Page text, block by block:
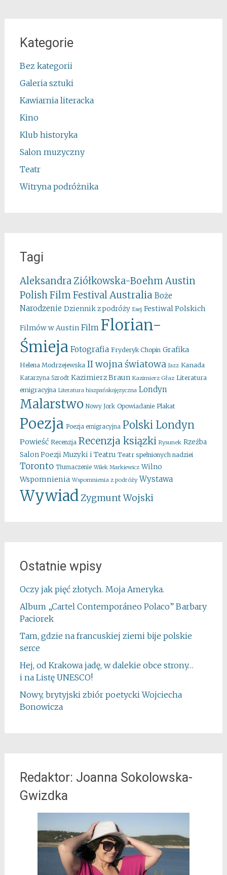
Kategorie
Bez kategorii
Galeria sztuki
Kawiarnia literacka
Kino
Klub historyka
Salon muzyczny
Teatr
Witryna podróżnika
Tagi
Aleksandra Ziółkowska-Boehm Austin
Polish Film FestivalAustralia Boże
Narodzenie Dziennik z podróży Esej Festiwal Polskich
Filmów w Austin Film Florian-
Śmieja Fotografia Fryderyk Chopin Grafika
Helena Modrzejewska II wojna światowa Jazz Kanada
Katarzyna Szrodt Kazimierz Braun Kazimierz Głaz Literatura
emigracyjna Literatura hiszpańskojęzyczna Londyn
Malarstwo Nowy Jork Opowiadanie Plakat
Poezja Poezja emigracyjna Polski Londyn
Powieść Recenzja Recenzja ksiązki Rysunek Rzeźba
Salon Poezji Muzyki i Teatru Teatr spełnionych nadziei
Toronto Tłumaczenie Wilek Markiewicz Wilno
Wspomnienia Wspomnienia z podróży Wystawa
WywiadZygmunt Wojski
Ostatnie wpisy
Oczy jak pięć złotych. Moja Ameryka.
Album „Cartel Contemporáneo Polaco” Barbary
Paciorek
Tam, gdzie na francuskiej ziemi bije polskie
serce
Hej, od Krakowa jadę, w dalekie obce strony…
i na Listę UNESCO!
Nowy, brytyjski zbiór poetycki Wojciecha
Bonowicza
Redaktor: Joanna Sokolowska-
Gwizdka